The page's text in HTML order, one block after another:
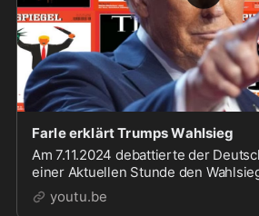
Farle erklärt Trumps Wahlsieg
Am 7.11.2024 debattierte der
einer Aktuellen Stunde den
und dessen Auswirkungen auf
Debatte dreh...
youtu.be